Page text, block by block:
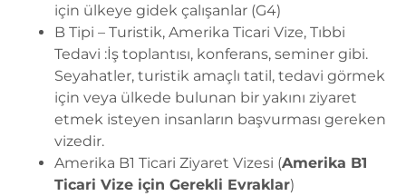
için ülkeye gidek çalışanlar (G4)
B Tipi – Turistik, Amerika Ticari Vize, Tıbbi
Tedavi :İş toplantısı, konferans, seminer gibi.
Seyahatler, turistik amaçlı tatil, tedavi görmek
için veya ülkede bulunan bir yakını ziyaret
etmek isteyen insanların başvurması gereken
vizedir.
Amerika B1 Ticari Ziyaret Vizesi (Amerika B1
Ticari Vize için Gerekli Evraklar)